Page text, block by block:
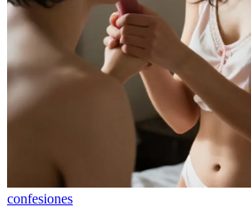
confesiones